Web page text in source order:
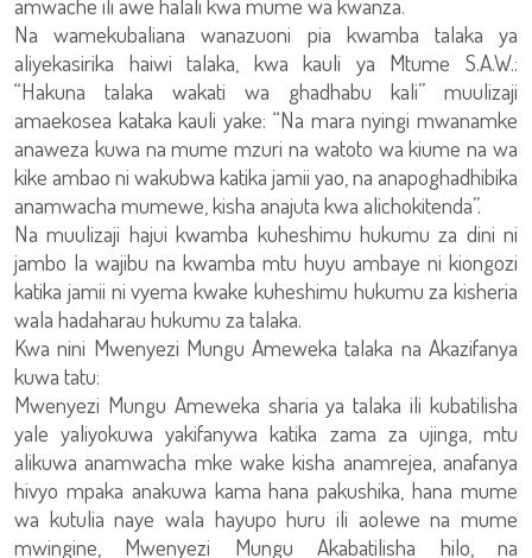
Na wamekubaliana wanazuoni pia kwamba talaka ya
aliyekasirika haiwi talaka, kwa kauli ya Mtume S.A.W.:
“Hakuna talaka wakati wa ghadhabu kali” muulizaji
amaekosea kataka kauli yake: “Na mara nyingi mwanamke
anaweza kuwa na mume mzuri na watoto wa kiume na wa
kike ambao ni wakubwa katika jamii yao, na anapoghadhibika
anamwacha mumewe, kisha anajuta kwa alichokitenda”.
Na muulizaji hajui kwamba kuheshimu hukumu za dini ni
jambo la wajibu na kwamba mtu huyu ambaye ni kiongozi
katika jamii ni vyema kwake kuheshimu hukumu za kisheria
wala hadaharau hukumu za talaka.
Kwa nini Mwenyezi Mungu Ameweka talaka na Akazifanya
kuwa tatu:
Mwenyezi Mungu Ameweka sharia ya talaka ili kubatilisha
yale yaliyokuwa yakifanywa katika zama za ujinga, mtu
alikuwa anamwacha mke wake kisha anamrejea, anafanya
hivyo mpaka anakuwa kama hana pakushika, hana mume
wa kutulia naye wala hayupo huru ili aolewe na mume
mwingine, Mwenyezi Mungu Akabatilisha hilo, na